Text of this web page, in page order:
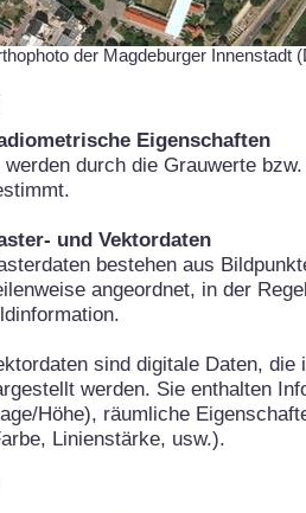
der Magdeburger Innenstadt
Eigenschaften
werden durch die Grauwerte
und Vektordaten
bestehen aus
angeordnet, in der
sind digitale Daten,
werden. Sie enthalten
Höhe), räumliche
Linienstärke, usw.).